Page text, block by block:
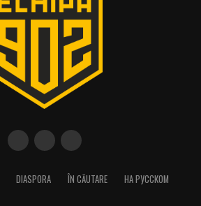
DIASPORA ÎN CĂUTARE НА РУССКОМ